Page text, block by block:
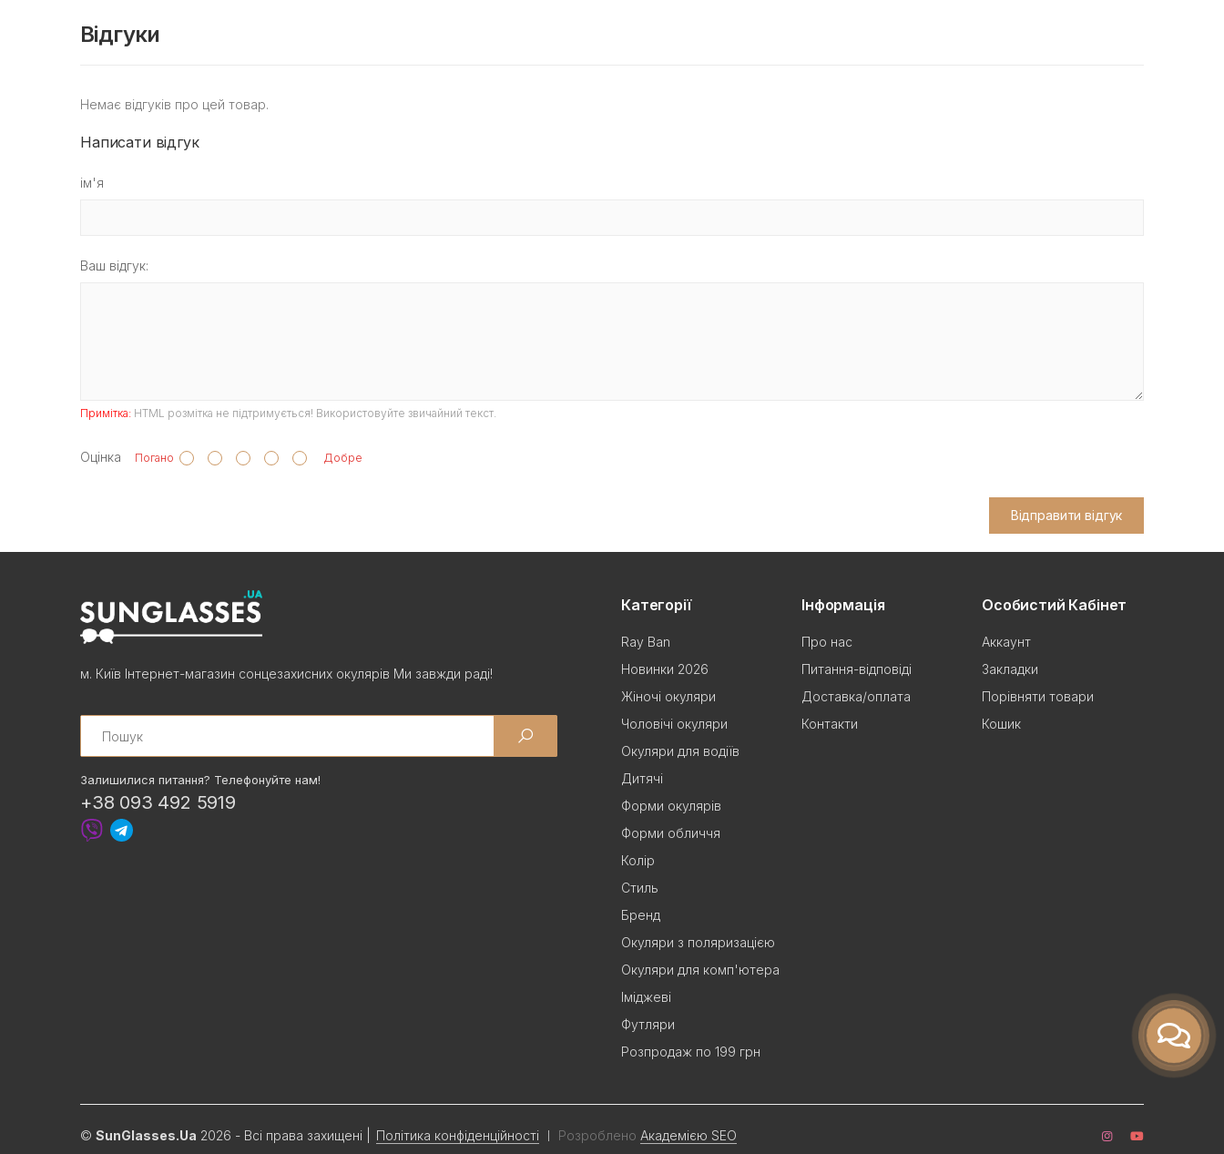
Відгуки
Немає відгуків про цей товар.
Написати відгук
ім'я
Ваш відгук:
Примітка: HTML розмітка не підтримується! Використовуйте звичайний текст.
Оцінка Погано Добре
Відправити відгук
м. Київ Інтернет-магазин сонцезахисних окулярів Ми завжди раді!
Search
Залишилися питання? Телефонуйте нам!
+38 093 492 5919
Категорії
Ray Ban
Новинки 2026
Жіночі окуляри
Чоловічі окуляри
Окуляри для водіїв
Дитячі
Форми окулярів
Форми обличчя
Колір
Стиль
Бренд
Окуляри з поляризацією
Окуляри для комп'ютера
Іміджеві
Футляри
Розпродаж по 199 грн
Інформація
Про нас
Питання-відповіді
Доставка/оплата
Контакти
Особистий Кабінет
Аккаунт
Закладки
Порівняти товари
Кошик
© SunGlasses.Ua 2026 - Всі права захищені Політика конфіденційності Розроблено Академією SEO